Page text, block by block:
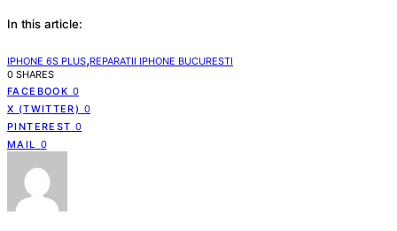
In this article:
IPHONE 6S PLUS,REPARATII IPHONE BUCURESTI
0 SHARES
FACEBOOK 0
X (TWITTER) 0
PINTEREST 0
MAIL
0